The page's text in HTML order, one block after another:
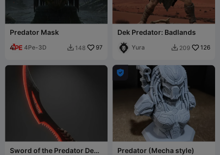
Predator Mask
4Pe-3D  148 97
Dek Predator: Badlands
Yura  209 126
Sword of the Predator Dek

Predator (Mecha style)